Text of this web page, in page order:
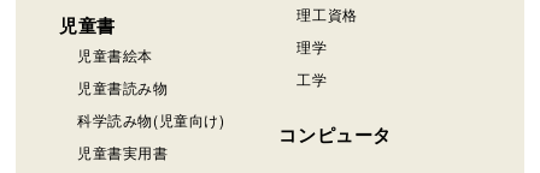
児童書
児童書絵本
児童書読み物
科学読み物(児童向け)
児童書実用書
理工資格
理学
工学
コンピュータ